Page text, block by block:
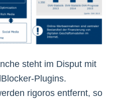
steht im Disput mit
Plugins.
rigoros entfernt, so